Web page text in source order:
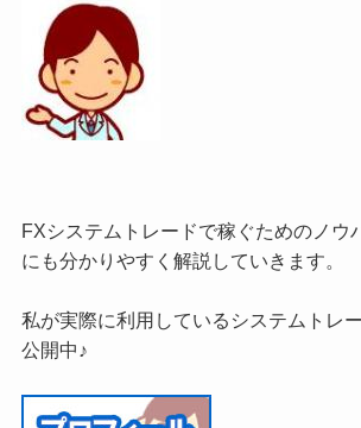
FXシステムトレードで稼ぐためのノウ
にも分かりやすく解説していきます。
私が実際に利用しているシステムトレ
公開中♪